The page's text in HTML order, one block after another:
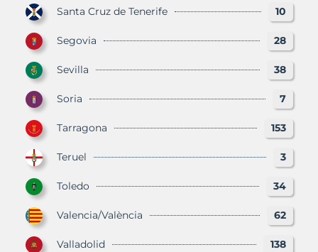
Santa Cruz de Tenerife 10
Segovia 28
Sevilla 38
Soria 7
Tarragona 153
Teruel 3
Toledo 34
Valencia/València 62
Valladolid 138